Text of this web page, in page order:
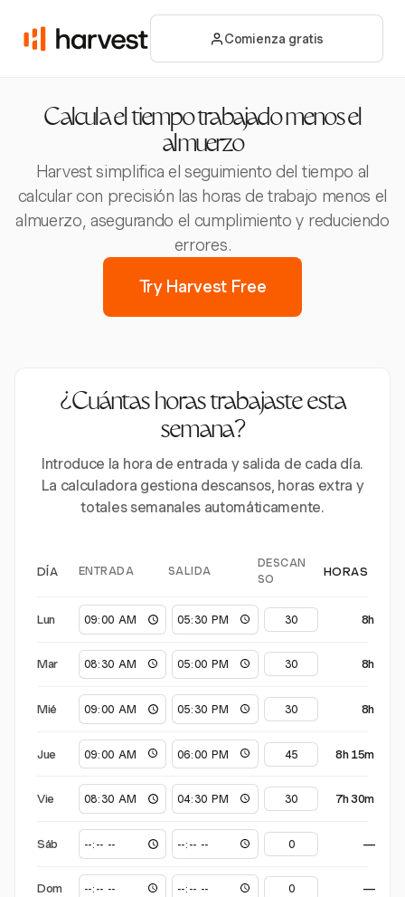
Comienza gratis
Calcula el tiempo trabajado menos el
almuerzo
Harvest simplifica el seguimiento del tiempo al
calcular con precisión las horas de trabajo menos el
almuerzo, asegurando el cumplimiento y reduciendo
errores.
Try Harvest Free
¿Cuántas horas trabajaste esta
semana?
Introduce la hora de entrada y salida de cada día.
La calculadora gestiona descansos, horas extra y
totales semanales automáticamente.
DÍA ENTRADA SALIDA
DESCAN
SO
HORAS
Lun 8h
Mar 8h
Mié 8h
Jue 8h 15m
Vie 7h 30m
Sáb —
Dom —